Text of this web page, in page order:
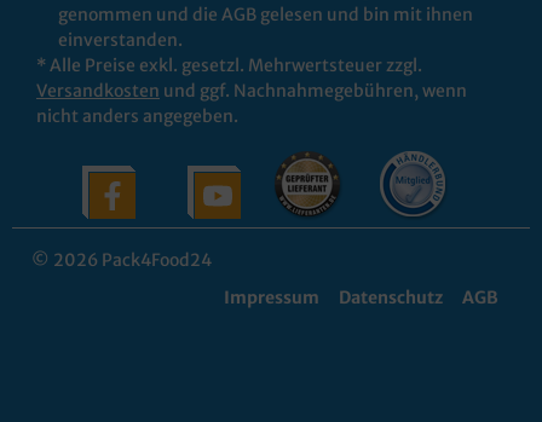
genommen und die AGB gelesen und bin mit ihnen
einverstanden.
* Alle Preise exkl. gesetzl. Mehrwertsteuer zzgl.
Versandkosten und ggf. Nachnahmegebühren, wenn
nicht anders angegeben.
© 2026 Pack4Food24
Impressum
Datenschutz AGB